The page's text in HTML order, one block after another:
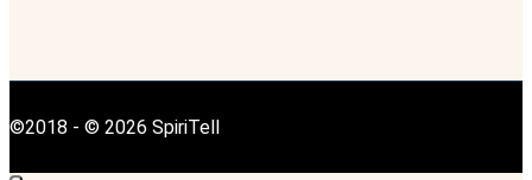
©2018 - © 2026 SpiriTell